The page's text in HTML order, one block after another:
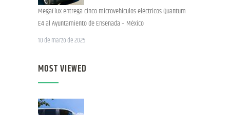
MegaFlux entrega cinco microvehiculos eléctricos Quantum
E4 al Ayuntamiento de Ensenada – México
10 de marzo de 2025
MOST VIEWED